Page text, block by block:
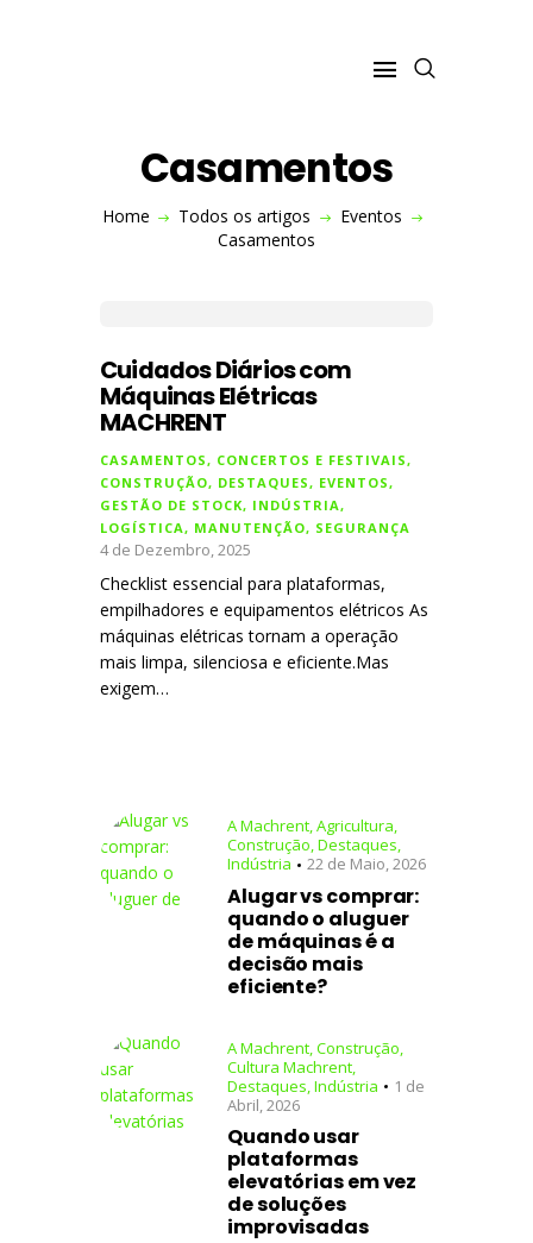
Casamentos
Home Todos os artigos
Eventos
Casamentos
VISITE O SITE
A MACHRENT
EVENTOS
Cuidados Diários com
Máquinas Elétricas
MACHRENT
CASAMENTOS, CONCERTOS E FESTIVAIS,
CONSTRUÇÃO, DESTAQUES, EVENTOS,
GESTÃO DE STOCK, INDÚSTRIA,
LOGÍSTICA, MANUTENÇÃO, SEGURANÇA
4 de Dezembro, 2025
Checklist essencial para plataformas,
empilhadores e equipamentos elétricos As
máquinas elétricas tornam a operação
mais limpa, silenciosa e eficiente.Mas
exigem…
A Machrent,Agricultura,
Construção,Destaques,
Indústria
22 de Maio, 2026
Alugar vs comprar:
quando o aluguer
de máquinas é a
decisão mais
eficiente?
A Machrent,Construção,
Cultura Machrent,
Destaques,Indústria
1 de
Abril, 2026
Quando usar
plataformas
elevatórias em vez
de soluções
improvisadas